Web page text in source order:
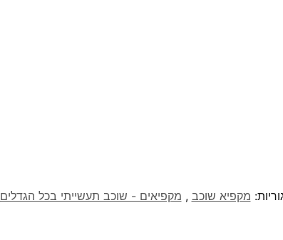
מקפיא שוכב , מקפיאים - שוכב תעשייתי בכל הגדלים